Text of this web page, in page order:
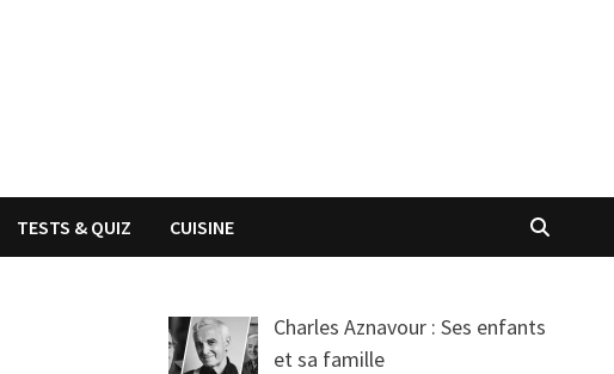
TESTS & QUIZ CUISINE
Charles Aznavour : Ses enfants
et sa famille